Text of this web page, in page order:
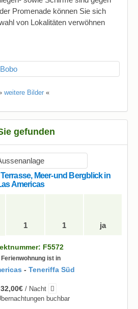
Promenade können Sie sich
von Lokalitäten verwöhnen
weitere Bilder «
gefunden
Meer-und Bergblick in
Americas
1 1 ja
F5572
Ferienwohnung ist in
- Teneriffa Süd
32,00€/ Nacht
buchbar